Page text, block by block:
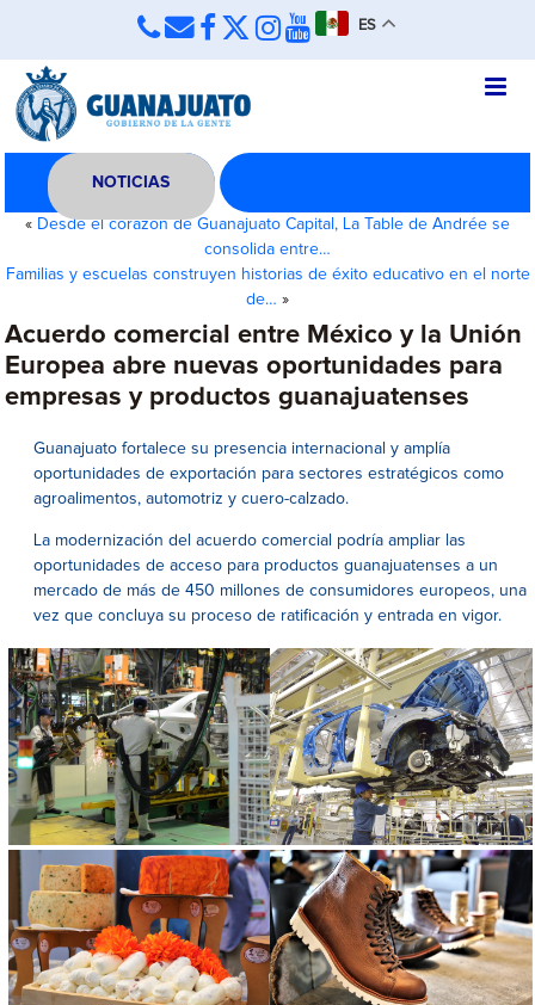
ES
NOTICIAS
« Desde el corazón de Guanajuato Capital, La Table de Andrée se
consolida entre…
Familias y escuelas construyen historias de éxito educativo en el norte
de… »
Acuerdo comercial entre México y la Unión
Europea abre nuevas oportunidades para
empresas y productos guanajuatenses
Guanajuato fortalece su presencia internacional y amplía
oportunidades de exportación para sectores estratégicos como
agroalimentos, automotriz y cuero-calzado.
La modernización del acuerdo comercial podría ampliar las
oportunidades de acceso para productos guanajuatenses a un
mercado de más de 450 millones de consumidores europeos, una
vez que concluya su proceso de ratificación y entrada en vigor.